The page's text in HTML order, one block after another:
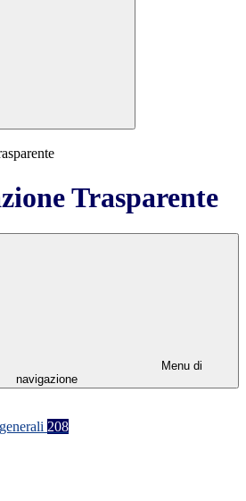
Trasparente
Menu di
navigazione
208